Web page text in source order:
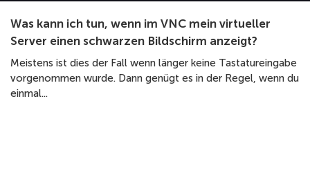
Was kann ich tun, wenn im VNC mein virtueller
Server einen schwarzen Bildschirm anzeigt?
Meistens ist dies der Fall wenn länger keine Tastatureingabe
vorgenommen wurde. Dann genügt es in der Regel, wenn du
einmal...